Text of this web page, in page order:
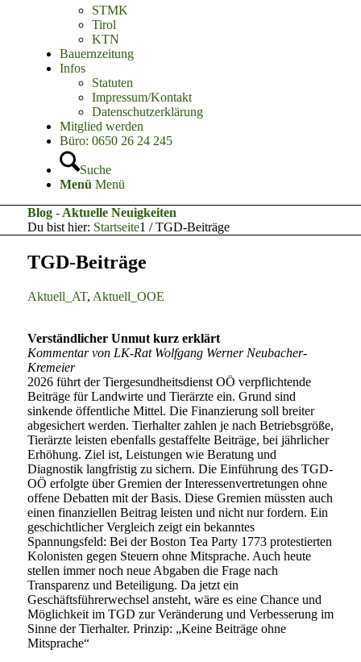
STMK
Tirol
KTN
Bauernzeitung
Infos
Statuten
Impressum/Kontakt
Datenschutzerklärung
Mitglied werden
Büro: 0650 26 24 245
Suche
Menü Menü
Blog - Aktuelle Neuigkeiten
Du bist hier: Startseite1 / TGD-Beiträge
TGD-Beiträge
Aktuell_AT, Aktuell_OOE
Verständlicher Unmut kurz erklärt
Kommentar von LK-Rat Wolfgang Werner Neubacher-
Kremeier
2026 führt der Tiergesundheitsdienst OÖ verpflichtende
Beiträge für Landwirte und Tierärzte ein. Grund sind
sinkende öffentliche Mittel. Die Finanzierung soll breiter
abgesichert werden. Tierhalter zahlen je nach Betriebsgröße,
Tierärzte leisten ebenfalls gestaffelte Beiträge, bei jährlicher
Erhöhung. Ziel ist, Leistungen wie Beratung und
Diagnostik langfristig zu sichern. Die Einführung des TGD-
OÖ erfolgte über Gremien der Interessenvertretungen ohne
offene Debatten mit der Basis. Diese Gremien müssten auch
einen finanziellen Beitrag leisten und nicht nur fordern. Ein
geschichtlicher Vergleich zeigt ein bekanntes
Spannungsfeld: Bei der Boston Tea Party 1773 protestierten
Kolonisten gegen Steuern ohne Mitsprache. Auch heute
stellen immer noch neue Abgaben die Frage nach
Transparenz und Beteiligung. Da jetzt ein
Geschäftsführerwechsel ansteht, wäre es eine Chance und
Möglichkeit im TGD zur Veränderung und Verbesserung im
Sinne der Tierhalter. Prinzip: „Keine Beiträge ohne
Mitsprache“